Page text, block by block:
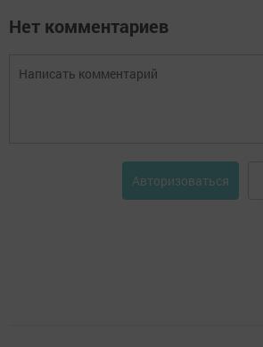
Нет комментариев
Авторизоваться